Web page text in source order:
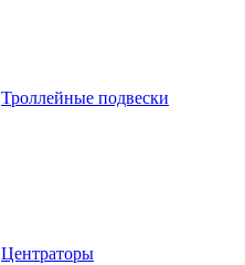
Троллейные подвески
Центраторы